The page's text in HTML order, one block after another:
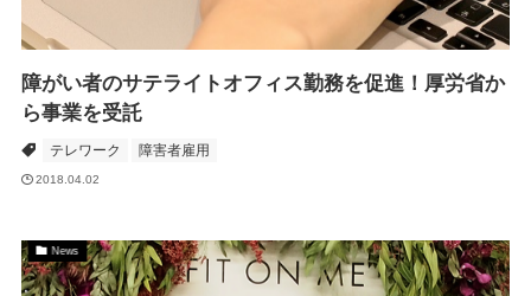
障がい者のサテライトオフィス勤務を促進！厚労省か
ら事業を受託
テレワーク 障害者雇用
2018.04.02
News